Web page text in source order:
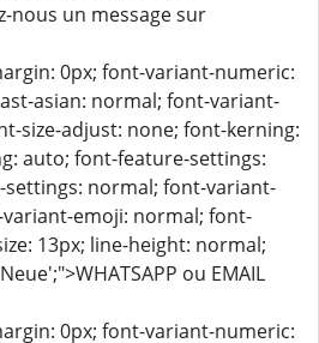
nous un message sur
0px; font-variant-numeric:
asian: normal; font-variant-
size-adjust: none; font-kerning:
auto; font-feature-settings:
normal; font-variant-
emoji: normal; font-
13px; line-height: normal;
ou EMAIL
0px; font-variant-numeric: